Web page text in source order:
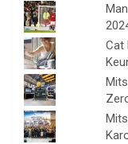
Cat